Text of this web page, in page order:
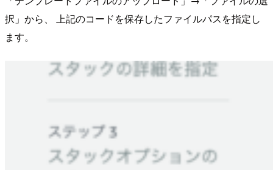
択」から、 上記のコードを保存したファイルパスを指定し
ます。